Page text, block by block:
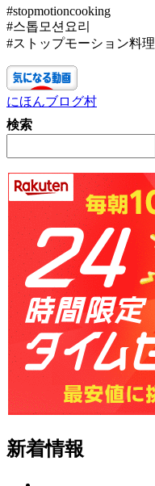
#stopmotioncooking
#스톱모션요리
#ストップモーション料理
にほんブログ村
検索
新着情報